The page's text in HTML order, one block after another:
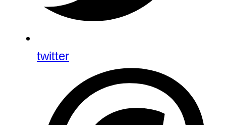
twitter